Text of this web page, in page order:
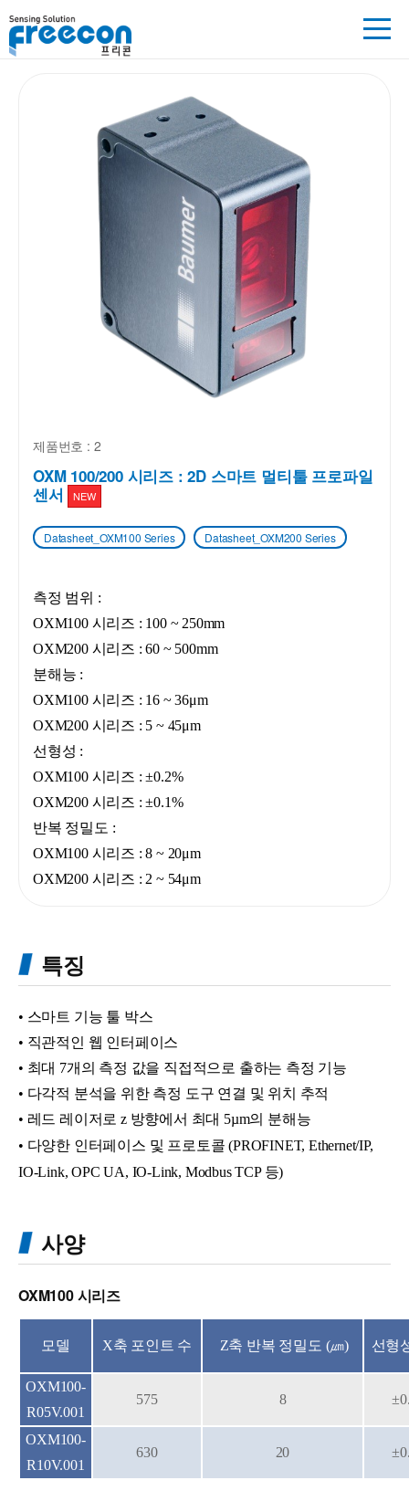
제품번호 : 2
OXM 100/200 시리즈 : 2D 스마트 멀티툴 프로파일
센서
NEW
Datasheet_OXM100 Series Datasheet_OXM200 Series
측정 범위 :
OXM100 시리즈 : 100 ~ 250mm
OXM200 시리즈 : 60 ~ 500mm
분해능 :
OXM100 시리즈 : 16 ~ 36μm
OXM200 시리즈 : 5 ~ 45μm
선형성 :
OXM100 시리즈 : ±0.2%
OXM200 시리즈 : ±0.1%
반복 정밀도 :
OXM100 시리즈 : 8 ~ 20μm
OXM200 시리즈 : 2 ~ 54μm
특징
• 스마트 기능 툴 박스
• 직관적인 웹 인터페이스
• 최대 7개의 측정 값을 직접적으로 출하는 측정 기능
• 다각적 분석을 위한 측정 도구 연결 및 위치 추적
• 레드 레이저로 z 방향에서 최대 5µm의 분해능
• 다양한 인터페이스 및 프로토콜 (PROFINET, Ethernet/IP,
IO-Link, OPC UA, IO-Link, Modbus TCP 등)
사양
OXM100 시리즈
모델 X축 포인트 수 Z축 반복 정밀도 (㎛) 선형
OXM100-
R05V.001
575 8
OXM100-
R10V.001
630 20